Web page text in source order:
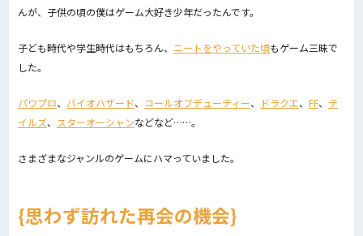
んが、子供の頃の僕はゲーム大好き少年だったんです。
子ども時代や学生時代はもちろん、 ニートをやっていた頃もゲーム三昧で
した。
パワプロ、 バイオハザード、 コールオブデューティー、 ドラクエ、 FF、 テ
イルズ、 スターオーシャンなどなど……。
さまざまなジャンルのゲームにハマっていました。
思わず訪れた再会の機会